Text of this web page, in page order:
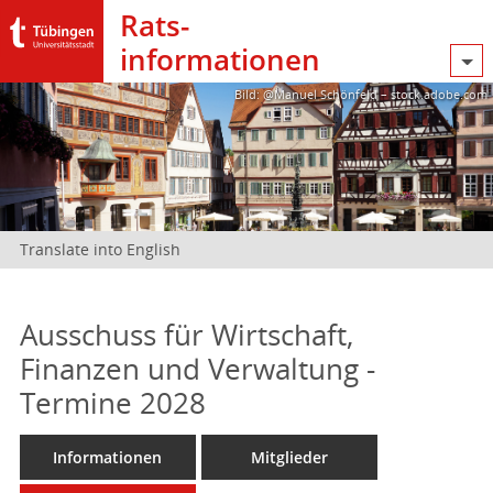
Rats­
informationen
Bild: @Manuel Schönfeld – stock.adobe.com
Translate into English
Ausschuss für Wirtschaft,
Finanzen und Verwaltung -
Termine 2028
Informationen Mitglieder